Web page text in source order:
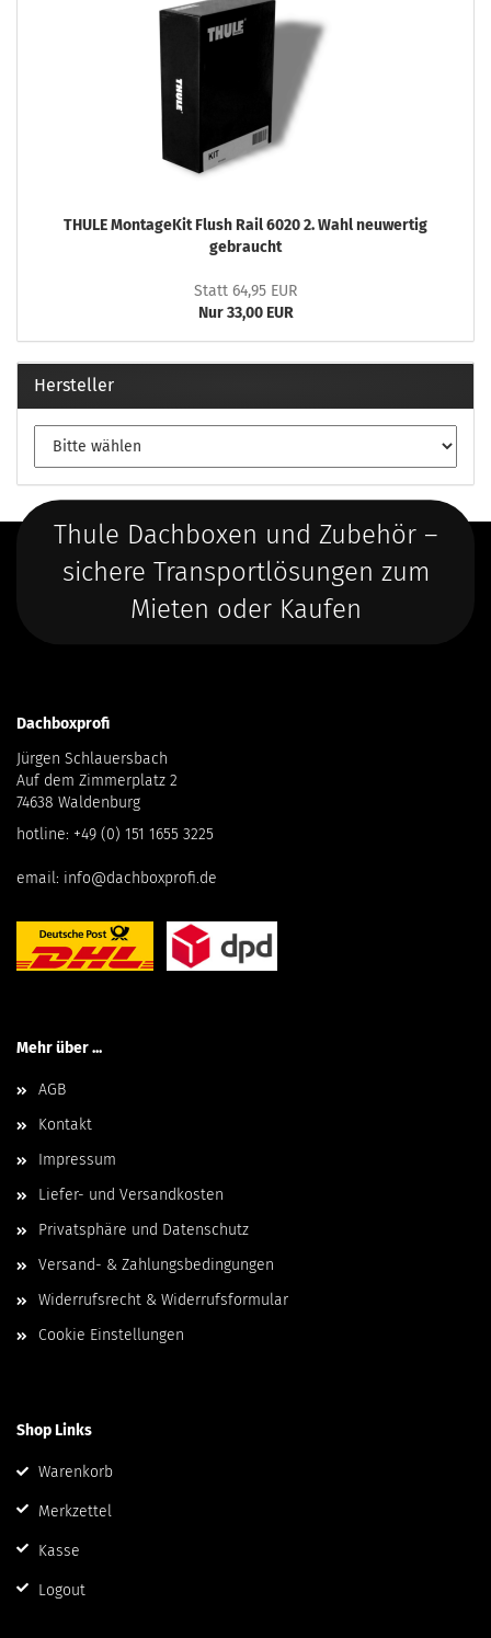
THULE MontageKit Flush Rail 6020 2. Wahl neuwertig
gebraucht
Statt 64,95 EUR
Nur 33,00 EUR
Hersteller
Thule Dachboxen und Zubehör –
sichere Transportlösungen zum
Mieten oder Kaufen
Dachboxprofi
Jürgen Schlauersbach
Auf dem Zimmerplatz 2
74638 Waldenburg
hotline: +49 (0) 151 1655 3225
email: info@dachboxprofi.de
Mehr über ...
AGB
Kontakt
Impressum
Liefer- und Versandkosten
Privatsphäre und Datenschutz
Versand- & Zahlungsbedingungen
Widerrufsrecht & Widerrufsformular
Cookie Einstellungen
Shop Links
Warenkorb
Merkzettel
Kasse
Logout